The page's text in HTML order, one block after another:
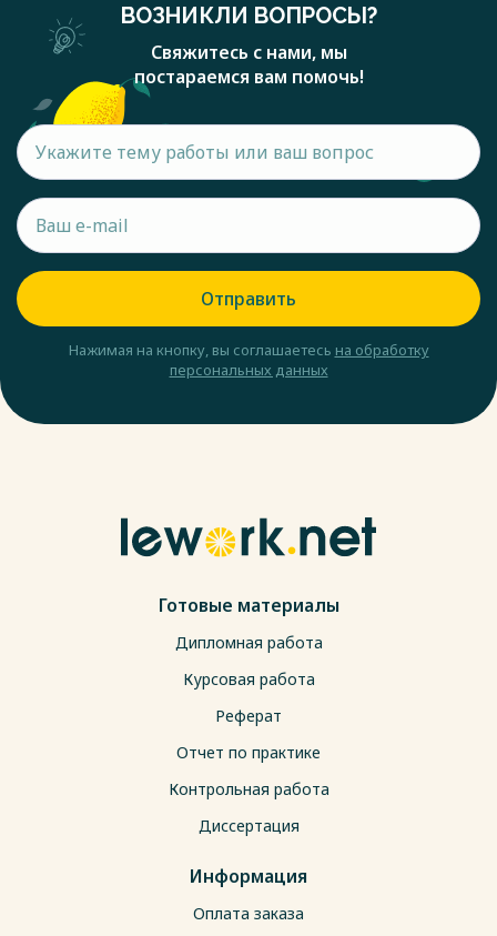
ВОЗНИКЛИ ВОПРОСЫ?
Свяжитесь с нами, мы
постараемся вам помочь!
Отправить
Нажимая на кнопку, вы соглашаетесь на обработку
персональных данных
Готовые материалы
Дипломная работа
Курсовая работа
Реферат
Отчет по практике
Контрольная работа
Диссертация
Информация
Оплата заказа